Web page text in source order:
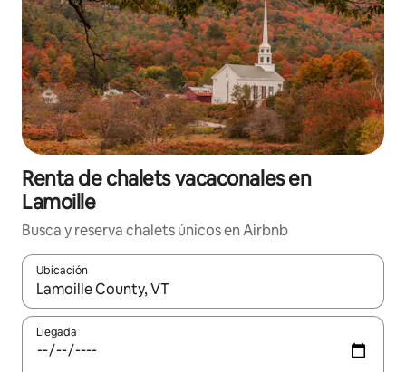
Renta de chalets vacaconales en
Lamoille
Busca y reserva chalets únicos en Airbnb
Ubicación
Cuando los resultados estén disponibles, podrás navegar
Llegada